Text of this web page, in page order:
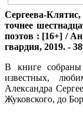
Сергеева-
точнее
поэтов : [16+] /
гвардия, 2019. -
В книге
известных,
Александра
Жуковского, до